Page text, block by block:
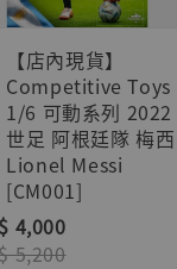
【店內現貨】
Competitive Toys
1/6 可動系列 2022
世足 阿根廷隊 梅西
Lionel Messi
[CM001]
4,000
5,200